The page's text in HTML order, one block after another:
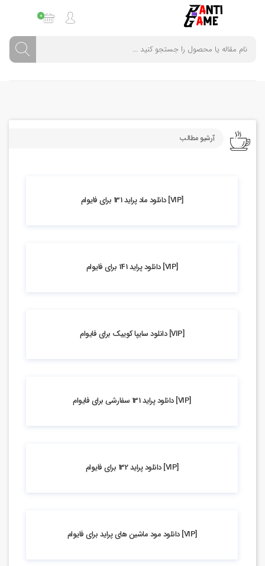
0
آرشیو مطالب
[VIP] دانلود ماد پراید 131 برای فایوام
[VIP] دانلود پراید 141 برای فایوام
[VIP] دانلود سایپا کوییک برای فایوام
[VIP] دانلود پراید 131 سفارشی برای فایوام
[VIP] دانلود پراید 132 برای فایوام
[VIP] دانلود مود ماشین های پراید برای فایوام